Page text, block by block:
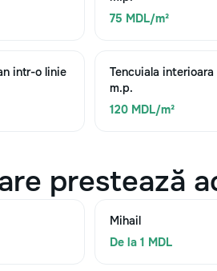
75 MDL/m²
intr-o linie
Tencuiala
m.p.
120 MDL/m²
prestează
Mihail
De la 1 MDL